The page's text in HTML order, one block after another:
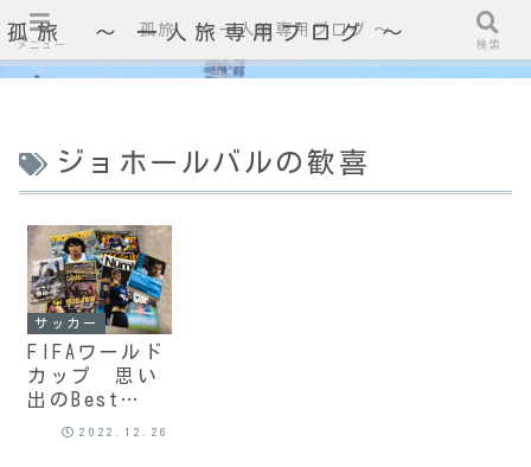
孤旅 〜 一人旅専用ブログ ～
ジョホールバルの歓喜
サッカー
FIFAワールド
カップ 思い
出のBest
Bout ⑥ ～
2022.12.26
メニュー
孤旅 〜 一人旅専用ブログ ～
検索